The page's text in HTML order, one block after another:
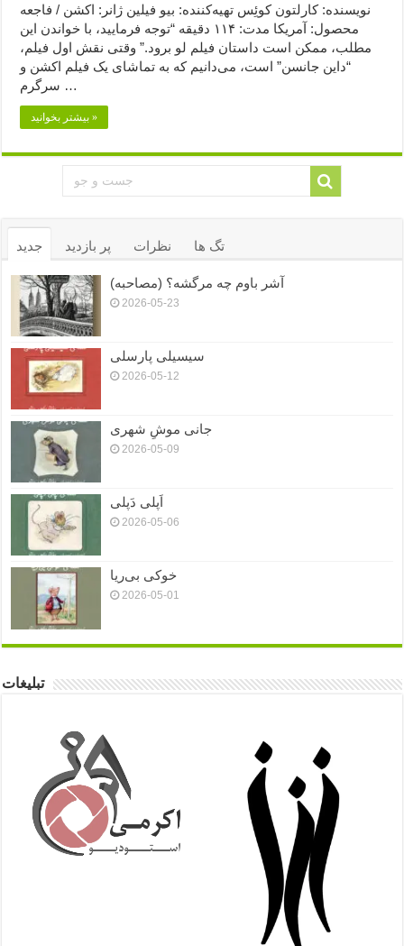
نویسنده: کارلتون کوئِس تهیه‌کننده: بیو فیلین ژانر: اکشن / فاجعه
محصول: آمریکا مدت: ۱۱۴ دقیقه “توجه فرمایید،‌ با خواندن این
مطلب، ممکن است داستان فیلم لو برود.” وقتی نقش اول فیلم،
“داین جانسن” است، می‌دانیم که به تماشای یک فیلم اکشن و
سرگرم …
بیشتر بخوانید »
جدید پر بازدید نظرات تگ ها
آشر باوم چه مرگشه؟ (مصاحبه)
2026-05-23
سیسیلی پارسلی
2026-05-12
جانی موشِ شهری
2026-05-09
اَپلی دَپلی
2026-05-06
خوکی بی‌ریا
2026-05-01
تبلیغات